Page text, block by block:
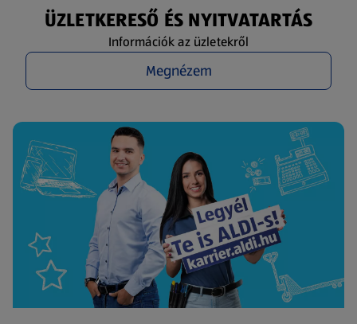
ÜZLETKERESŐ ÉS NYITVATARTÁS
Információk az üzletekről
Megnézem